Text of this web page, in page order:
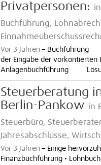
Privatpersonen:
Buchführung,
Vor 3 Jahren – Buchführung
der Eingabe der
Anlagenbuchführung
Steuerberatung
Berlin-Pankow in
Steuerbüro,
Jahresabschlüsse,
Vor 3 Jahren – Einige
Finanzbuchführung •